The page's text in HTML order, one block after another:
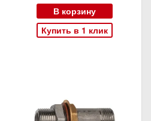
В корзину
Купить в 1 клик